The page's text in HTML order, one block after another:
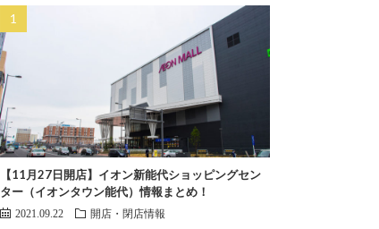
【11月27日開店】イオン新能代ショッピングセン
ター（イオンタウン能代）情報まとめ！
2021.09.22 開店・閉店情報